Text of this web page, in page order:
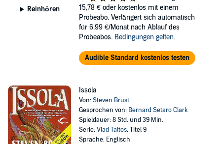
Reinhören 15,78 € oder kostenlos mit einem
Probeabo. Verlängert sich automatisch
für 6,99 €/Monat nach Ablauf des
Probeabos. Bedingungen gelten.
Audible Standard kostenlos testen
Issola
Von:Steven Brust
Gesprochen von: Bernard Setaro Clark
Spieldauer: 8 Std. und 39 Min.
Serie:Vlad Taltos, Titel 9
Sprache: Englisch